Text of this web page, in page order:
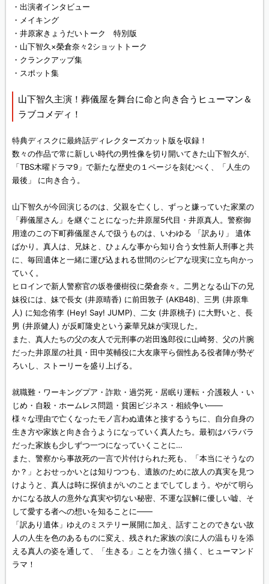
・出演者インタビュー
・メイキング
・井原家きょうだいトーク 特別版
・山下智久×榮倉奈々2ショットトーク
・クランクアップ集
・スポット集
山下智久主演！葬儀屋を舞台に命と向き合うヒューマン＆
ラブコメディ！
特典ディスクに最終話ディレクターズカット版を収録！
数々の作品で常に新しい時代の男性像を切り開いてきた山下智久が、
「TBS木曜ドラマ9」で新たな歴史の１ページを刻むべく、「人生の
最後」 に向き合う。
山下智久が今回演じるのは、父親を亡くし、ずっと嫌っていた家業の
「葬儀屋さん」を継ぐことになった井原屋5代目・井原真人。警察御
用達のこの下町葬儀屋さんで扱うものは、いわゆる 「訳あり」 遺体
ばかり。真人は、兄妹と、ひょんな事から知り合う女性新人刑事と共
に、毎回遺体と一緒に運び込まれる世間のシビアな現実に立ち向かっ
ていく。
ヒロインで新人警察官の坂巻優樹役に榮倉奈々。二男となる山下の兄
妹役には、妹で長女 (井原晴香) に前田敦子 (AKB48)、三男 (井原隼
人) に知念侑李 (Hey! Say! JUMP)、二女 (井原桃子) に大野いと、長
男 (井原健人) が反町隆史という豪華兄妹が実現した。
また、真人たちの父の友人で元刑事の岩田逸郎役に山崎努、父の片腕
だった井原屋の社員・田中英輔役に大友康平ら個性ある役者陣が勢ぞ
ろいし、ストーリーを盛り上げる。
就職難・ワーキングプア・詐欺・過労死・居眠り運転・介護殺人・い
じめ・自殺・ホームレス問題・貧困ビジネス・相続争い——
様々な理由で亡くなったモノ言わぬ遺体と接するうちに、自分自身の
生き方や家族と向き合うようになっていく真人たち。最初はバラバラ
だった家族も少しずつ一つになっていくことに…
また、警察から事故死の一言で片付けられた死も、「本当にそうなの
か？」とおせっかいとは知りつつも、遺族のために故人の真実を見つ
けようと、真人は時に探偵まがいのことまでしてしまう。やがて明ら
かになる故人の意外な真実や切ない秘密、不運な誤解に優しい嘘、そ
して愛する者への想いを知ることに——
「訳あり遺体」ゆえのミステリー展開に加え、話すことのできない故
人の人生を色のあるものに変え、残された家族の涙に人の温もりを添
える真人の姿を通して、「生きる」ことを力強く描く、ヒューマンド
ラマ！